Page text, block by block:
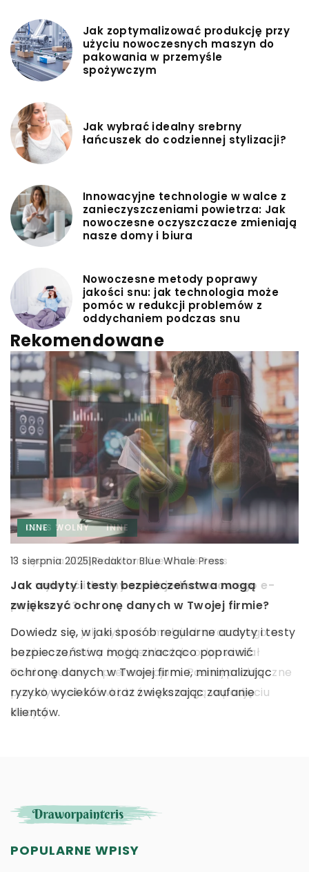
Jak zoptymalizować produkcję przy
użyciu nowoczesnych maszyn do
pakowania w przemyśle
spożywczym
Jak wybrać idealny srebrny
łańcuszek do codziennej stylizacji?
Innowacyjne technologie w walce z
zanieczyszczeniami powietrza: Jak
nowoczesne oczyszczacze zmieniają
nasze domy i biura
Nowoczesne metody poprawy
jakości snu: jak technologia może
pomóc w redukcji problemów z
oddychaniem podczas snu
Rekomendowane
INNE
21 września 2025 |Redaktor Blue Whale Press
Jak przygotować swój telefon do sprzedaży
Dowiedz się, jak przygotować telefon do
Sprawdź, jak zabezpieczyć dane, wyczyścić
urządzenie i jakich błędów unikać.
INNE
13 sierpnia 2025|Redaktor Blue Whale Press
Jak audyty i testy bezpieczeństwa mogą
zwiększyć ochronę danych w Twojej firmie?
Dowiedz się, w jaki sposób regularne audyty i testy
bezpieczeństwa mogą znacząco poprawić
ochronę danych w Twojej firmie, minimalizując
ryzyko wycieków oraz zwiększając zaufanie
klientów.
CZAS WOLNY INNE
15 stycznia 2026|Redaktor Blue Whale Press
Jak wybrać idealny smak jednorazowego e-
papierosa?
Dowiedz się, jak wybrać smak jednorazowego e-
papierosa, który będzie idealnie odpowiadał
Twoim gustom i preferencjom. Poznaj praktyczne
porady i wskazówki, które pomogą w podjęciu
decyzji.
POPULARNE WPISY